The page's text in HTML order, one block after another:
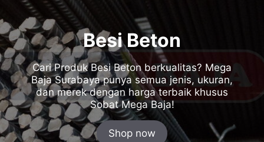
Besi Beton
Cari Produk Besi Beton berkualitas? Mega
Baja Surabaya punya semua jenis, ukuran,
dan merek dengan harga terbaik khusus
Sobat Mega Baja!
Shop now